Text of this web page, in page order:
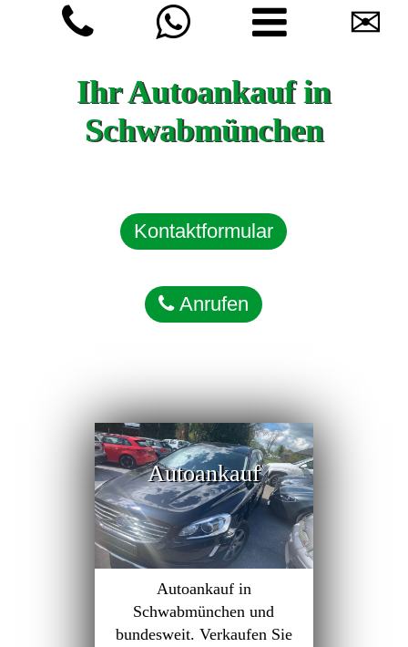
✉
Ihr Autoankauf in
Schwabmünchen
Kontaktformular
Anrufen
Autoankauf
Autoankauf in
Schwabmünchen und
bundesweit. Verkaufen Sie